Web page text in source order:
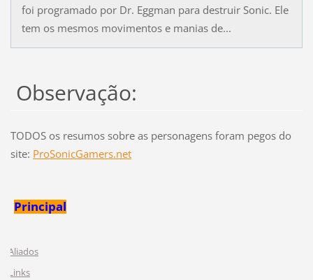
foi programado por Dr. Eggman para destruir Sonic. Ele
tem os mesmos movimentos e manias de...
Observação:
TODOS os resumos sobre as personagens foram pegos do
site: ProSonicGamers.net
Principal
Aliados
Links